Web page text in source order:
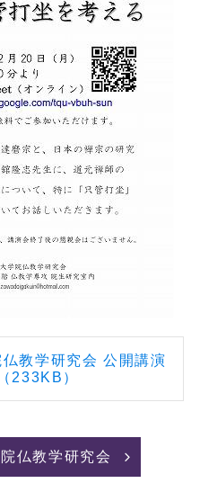
教学研究会 公開講演
（233KB）
仏教学研究会